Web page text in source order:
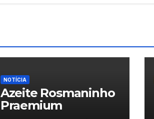
NOTÍCIA
Azeite Rosmaninho
Praemium